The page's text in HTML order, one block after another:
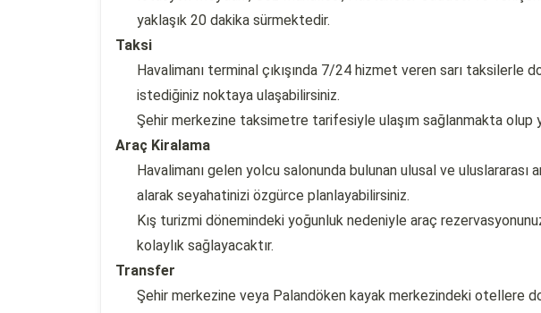
yaklaşık 20 dakika sürmektedir.
Taksi
Havalimanı terminal çıkışında 7/24 hizmet veren sarı taksilerle
istediğiniz noktaya ulaşabilirsiniz.
Şehir merkezine taksimetre tarifesiyle ulaşım sağlanmakta olup
Araç Kiralama
Havalimanı gelen yolcu salonunda bulunan ulusal ve
alarak seyahatinizi özgürce planlayabilirsiniz.
Kış turizmi dönemindeki yoğunluk nedeniyle araç
kolaylık sağlayacaktır.
Transfer
Şehir merkezine veya Palandöken kayak merkezindeki otellere